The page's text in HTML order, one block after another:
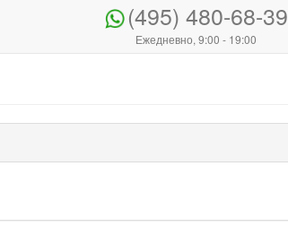
(495) 480-68-39
Ежедневно, 9:00 - 19:00